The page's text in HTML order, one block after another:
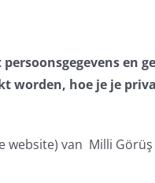
en
worden, hoe je je
website) van Milli